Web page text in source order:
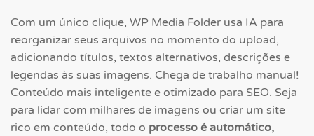
Com um único clique, WP Media Folder usa IA para
reorganizar seus arquivos no momento do upload,
adicionando títulos, textos alternativos, descrições e
legendas às suas imagens. Chega de trabalho manual!
Conteúdo mais inteligente e otimizado para SEO. Seja
para lidar com milhares de imagens ou criar um site
rico em conteúdo, todo o processo é automático,